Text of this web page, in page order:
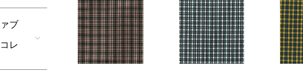
ブ
レ